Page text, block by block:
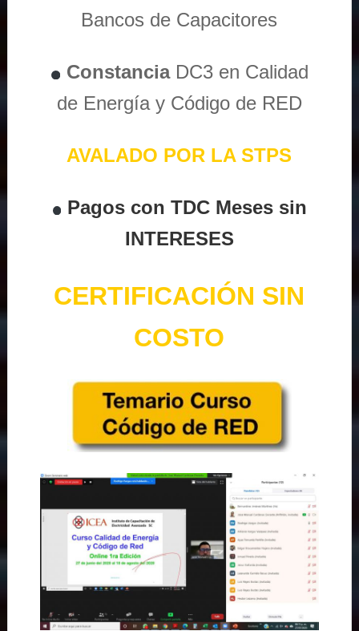
Bancos de Capacitores
ConstanciaDC3 en Calidad
de Energía y Código de RED
AVALADO POR LA STPS
Pagos con TDC Meses sin
INTERESES
CERTIFICACIÓN SIN
COSTO